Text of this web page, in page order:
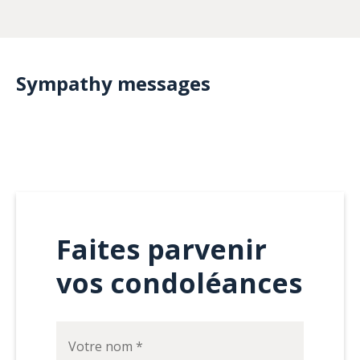
Faites parvenir
vos condoléances
Sympathy messages